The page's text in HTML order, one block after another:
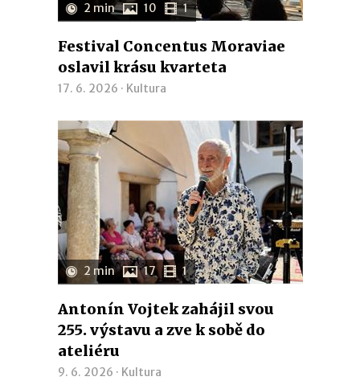
2 min 10 1
Festival Concentus Moraviae
oslavil krásu kvarteta
17. 6. 2026 · Kultura
2 min 17 1
Antonín Vojtek zahájil svou
255. výstavu a zve k sobě do
ateliéru
9. 6. 2026 · Kultura